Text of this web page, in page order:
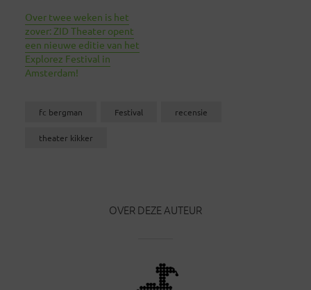
Over twee weken is het
zover: ZID Theater opent
een nieuwe editie van het
Explorez Festival in
Amsterdam!
fc bergman Festival recensie
theater kikker
OVER DEZE AUTEUR